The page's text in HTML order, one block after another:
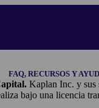
FAQ, RECURSOS Y
Kaplan Inc. y sus
bajo una licencia